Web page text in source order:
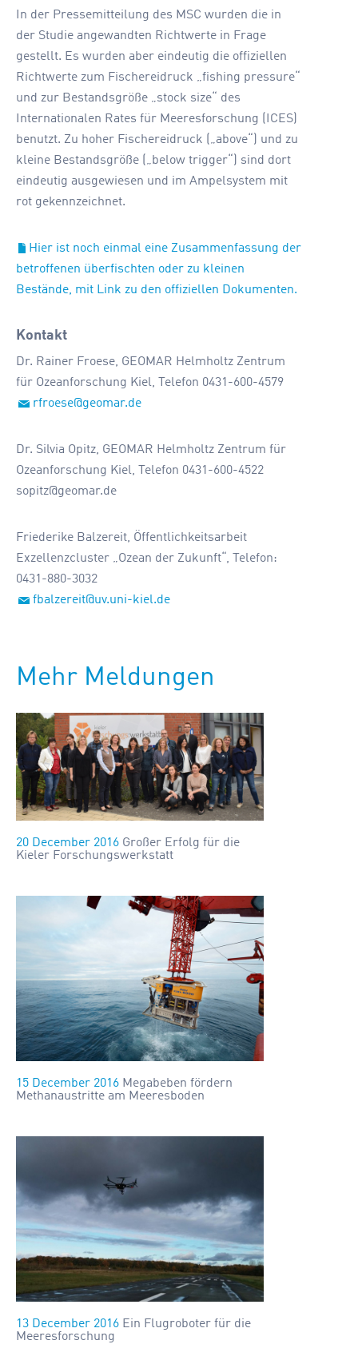
In der Pressemitteilung des MSC wurden die in
der Studie angewandten Richtwerte in Frage
gestellt. Es wurden aber eindeutig die offiziellen
Richtwerte zum Fischereidruck „fishing pressure“
und zur Bestandsgröße „stock size“ des
Internationalen Rates für Meeresforschung (ICES)
benutzt. Zu hoher Fischereidruck („above“) und zu
kleine Bestandsgröße („below trigger“) sind dort
eindeutig ausgewiesen und im Ampelsystem mit
rot gekennzeichnet.
Hier ist noch einmal eine Zusammenfassung der
betroffenen überfischten oder zu kleinen
Bestände, mit Link zu den offiziellen Dokumenten.
Kontakt
Dr. Rainer Froese, GEOMAR Helmholtz Zentrum
für Ozeanforschung Kiel, Telefon 0431-600-4579
rfroese@geomar.de
Dr. Silvia Opitz, GEOMAR Helmholtz Zentrum für
Ozeanforschung Kiel, Telefon 0431-600-4522
sopitz@geomar.de
Friederike Balzereit, Öffentlichkeitsarbeit
Exzellenzcluster „Ozean der Zukunft“, Telefon:
0431-880-3032
fbalzereit@uv.uni-kiel.de
Mehr Meldungen
20 December 2016 Großer Erfolg für die
Kieler Forschungswerkstatt
15 December 2016 Megabeben fördern
Methanaustritte am Meeresboden
13 December 2016 Ein Flugroboter für die
Meeresforschung